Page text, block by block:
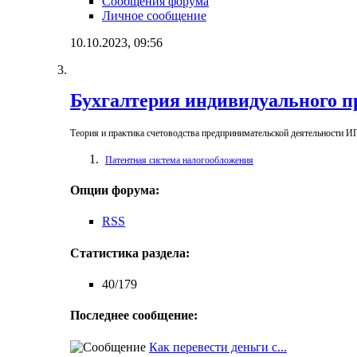
Личное сообщение
10.10.2023, 09:56
Бухгалтерия индивидуального
Теория и практика счетоводства предпринимательской деятельности
Патентная система налогообложения
Опции форума:
RSS
Статистика раздела:
40/179
Последнее сообщение:
Как перевести деньги с...